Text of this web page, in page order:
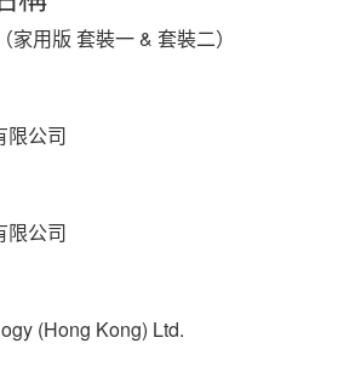
家用版 套裝一 & 套裝二）
限公司
限公司
(Hong Kong) Ltd.